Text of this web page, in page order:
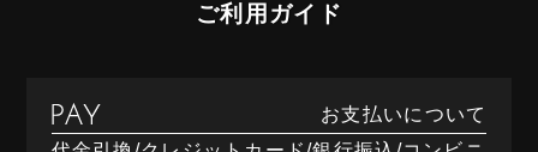
ご利用ガイド
お支払いについて